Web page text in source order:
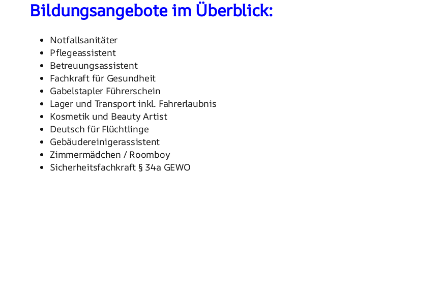
Bildungsangebote im Überblick:
Notfallsanitäter
Pflegeassistent
Betreuungsassistent
Fachkraft für Gesundheit
Gabelstapler Führerschein
Lager und Transport inkl. Fahrerlaubnis
Kosmetik und Beauty Artist
Deutsch für Flüchtlinge
Gebäudereinigerassistent
Zimmermädchen / Roomboy
Sicherheitsfachkraft § 34a GEWO